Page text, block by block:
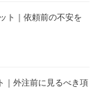
ト｜依頼前の不安を
｜外注前に見るべき項